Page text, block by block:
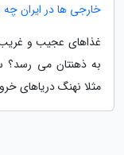
خارجی ها در ایران
غذاهای عجیب و
به ذهنتان می
مثلا نهنگ دریاهای